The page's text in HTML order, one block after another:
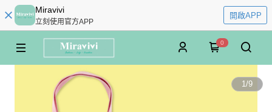
Miravivi
立刻使用官方APP
開啟APP
0
1/9